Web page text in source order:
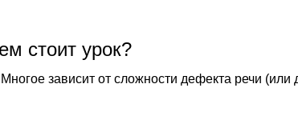
стоит урок?
зависит от сложности дефекта речи (или